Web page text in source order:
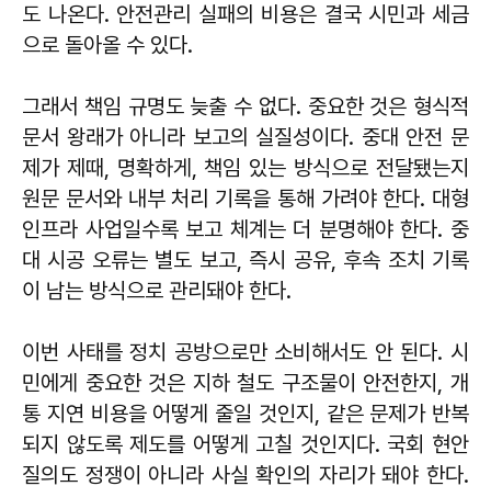
도 나온다. 안전관리 실패의 비용은 결국 시민과 세금
으로 돌아올 수 있다.
그래서 책임 규명도 늦출 수 없다. 중요한 것은 형식적
문서 왕래가 아니라 보고의 실질성이다. 중대 안전 문
제가 제때, 명확하게, 책임 있는 방식으로 전달됐는지
원문 문서와 내부 처리 기록을 통해 가려야 한다. 대형
인프라 사업일수록 보고 체계는 더 분명해야 한다. 중
대 시공 오류는 별도 보고, 즉시 공유, 후속 조치 기록
이 남는 방식으로 관리돼야 한다.
이번 사태를 정치 공방으로만 소비해서도 안 된다. 시
민에게 중요한 것은 지하 철도 구조물이 안전한지, 개
통 지연 비용을 어떻게 줄일 것인지, 같은 문제가 반복
되지 않도록 제도를 어떻게 고칠 것인지다. 국회 현안
질의도 정쟁이 아니라 사실 확인의 자리가 돼야 한다.